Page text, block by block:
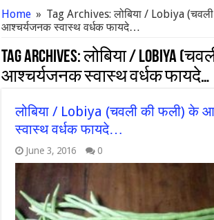
Home » Tag Archives: लोबिया / Lobiya
आश्चर्यजनक स्वास्थ वर्धक फायदे…
Tag Archives:लोबिया / Lobiya
आश्चर्यजनक स्वास्थ वर्धक फायदे…
लोबिया / Lobiya (चवली की फली) के
स्वास्थ वर्धक फायदे…
June 3, 2016 0